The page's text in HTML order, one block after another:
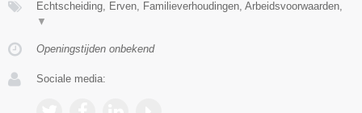
Echtscheiding, Erven, Familieverhoudingen, Arbeidsvoorwaarden,
▼
Openingstijden onbekend
Sociale media: